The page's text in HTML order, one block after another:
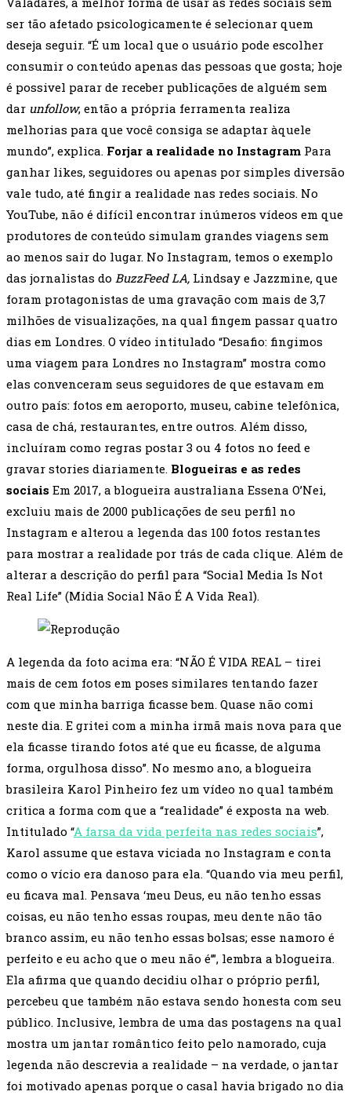
ser tão afetado psicologicamente é selecionar quem
deseja seguir. “É um local que o usuário pode escolher
consumir o conteúdo apenas das pessoas que gosta; hoje
é possivel parar de receber publicações de alguém sem
dar unfollow, então a própria ferramenta realiza
melhorias para que você consiga se adaptar àquele
mundo”, explica. Forjar a realidade no Instagram Para
ganhar likes, seguidores ou apenas por simples diversão
vale tudo, até fingir a realidade nas redes sociais. No
YouTube, não é difícil encontrar inúmeros vídeos em que
produtores de conteúdo simulam grandes viagens sem
ao menos sair do lugar. No Instagram, temos o exemplo
das jornalistas do BuzzFeed LA, Lindsay e Jazzmine, que
foram protagonistas de uma gravação com mais de 3,7
milhões de visualizações, na qual fingem passar quatro
dias em Londres. O vídeo intitulado “Desafio: fingimos
uma viagem para Londres no Instagram” mostra como
elas convenceram seus seguidores de que estavam em
outro país: fotos em aeroporto, museu, cabine telefônica,
casa de chá, restaurantes, entre outros. Além disso,
incluíram como regras postar 3 ou 4 fotos no feed e
gravar stories diariamente. Blogueiras e as redes
sociais Em 2017, a blogueira australiana Essena O’Nei,
excluiu mais de 2000 publicações de seu perfil no
Instagram e alterou a legenda das 100 fotos restantes
para mostrar a realidade por trás de cada clique. Além de
alterar a descrição do perfil para “Social Media Is Not
Real Life” (Mídia Social Não É A Vida Real).
A legenda da foto acima era: “NÃO É VIDA REAL – tirei
mais de cem fotos em poses similares tentando fazer
com que minha barriga ficasse bem. Quase não comi
neste dia. E gritei com a minha irmã mais nova para que
ela ficasse tirando fotos até que eu ficasse, de alguma
forma, orgulhosa disso”. No mesmo ano, a blogueira
brasileira Karol Pinheiro fez um vídeo no qual também
critica a forma com que a “realidade” é exposta na web.
Intitulado “A farsa da vida perfeita nas redes sociais”,
Karol assume que estava viciada no Instagram e conta
como o vício era danoso para ela. “Quando via meu perfil,
eu ficava mal. Pensava ‘meu Deus, eu não tenho essas
coisas, eu não tenho essas roupas, meu dente não tão
branco assim, eu não tenho essas bolsas; esse namoro é
perfeito e eu acho que o meu não é’”, lembra a blogueira.
Ela afirma que quando decidiu olhar o próprio perfil,
percebeu que também não estava sendo honesta com seu
público. Inclusive, lembra de uma das postagens na qual
mostra um jantar romântico feito pelo namorado, cuja
legenda não descrevia a realidade – na verdade, o jantar
foi motivado apenas porque o casal havia brigado no dia